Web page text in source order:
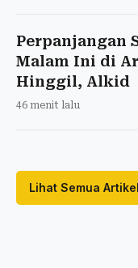
Perpanjangan
Malam Ini di
Hinggil, Alkid
46 menit lalu
Lihat Semua Artikel